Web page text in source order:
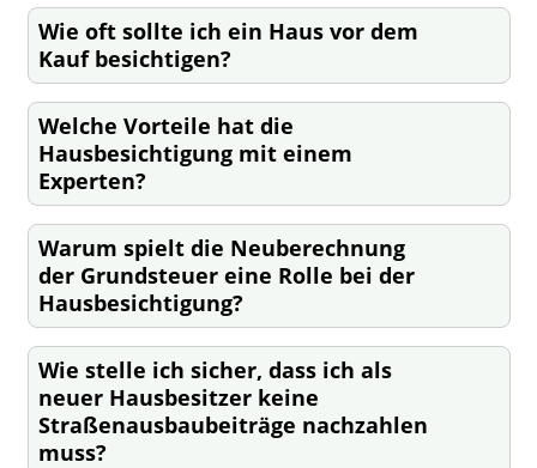
Wie oft sollte ich ein Haus vor dem
Kauf besichtigen?
Welche Vorteile hat die
Hausbesichtigung mit einem
Experten?
Warum spielt die Neuberechnung
der Grundsteuer eine Rolle bei der
Hausbesichtigung?
Wie stelle ich sicher, dass ich als
neuer Hausbesitzer keine
Straßenausbaubeiträge nachzahlen
muss?